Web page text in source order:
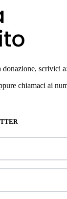
scrivici a:
chiamaci ai